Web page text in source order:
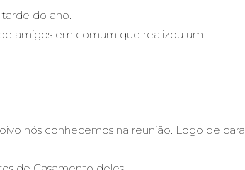
do ano.
amigos em comum que realizou um
nós conhecemos na reunião. Logo de cara